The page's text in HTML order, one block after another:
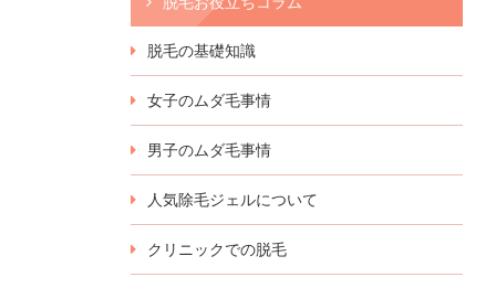
脱毛の基礎知識
女子のムダ毛事情
男子のムダ毛事情
人気除毛ジェルについて
クリニックでの脱毛